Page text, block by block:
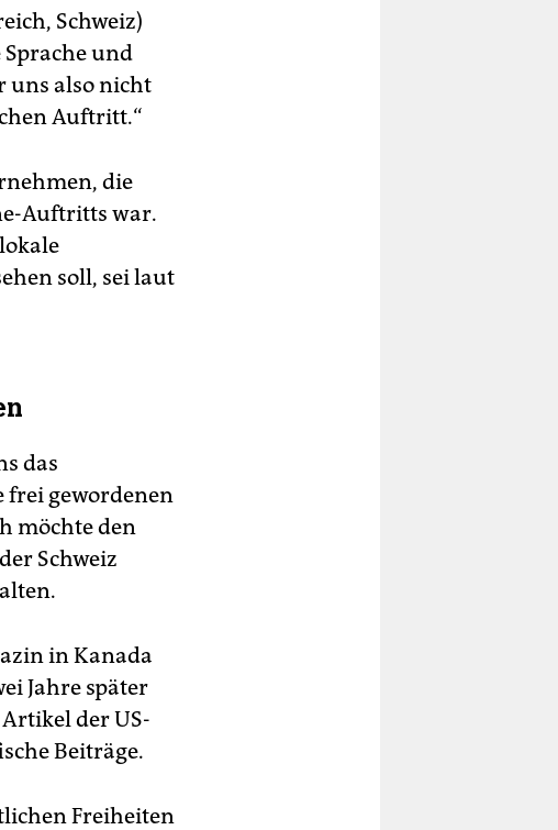
Schweiz)
Sprache und
uns also nicht
Auftritt.“
die
Auftritts war.
soll, sei laut
das
frei gewordenen
möchte den
Schweiz
in Kanada
Jahre später
der US-
Beiträge.
Freiheiten